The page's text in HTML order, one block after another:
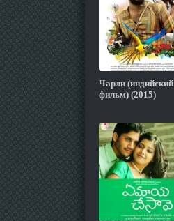
Чарли (индийский
фильм) (2015)